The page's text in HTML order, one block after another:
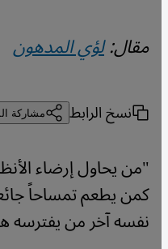
مقال:لؤي المدهون
نسخ الرابط مشاركة
"من يحاولإرضاء
كمن يطعم تمساحاً
نفسه آخر من يفترسه